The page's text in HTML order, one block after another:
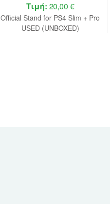
Τιμή: 20,00 €
Official Stand for PS4 Slim + Pro
USED (UNBOXED)